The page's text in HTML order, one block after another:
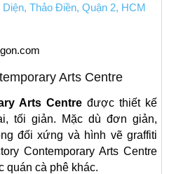
Thảo Điền, Quận 2, HCM
Arts Centre
Arts Centre được thiết kế
tối giản. Mặc dù đơn giản,
đối xứng và hình vẽ graffiti
Contemporary Arts Centre
quán cà phê khác.